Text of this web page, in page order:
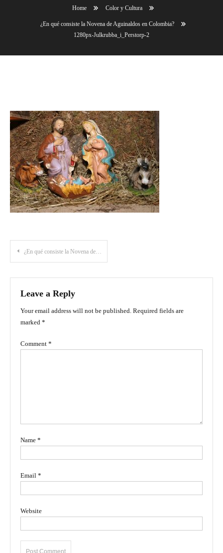
Home Color y Cultura
¿En qué consiste la Novena de Aguinaldos en Colombia?
1280px-Julkrubba_i_Perstorp-2
Post
navigation
¿En qué consiste la Novena de Aguinaldos en Colombia?
Leave a Reply
Your email address will not be published. Required fields are
marked *
Comment *
Name *
Email *
Website